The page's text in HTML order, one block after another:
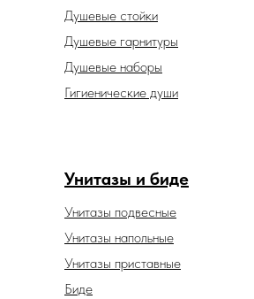
Душевые гарнитуры
Гигиенические души
Душевые наборы
Унитазы и биде
Унитазы подвесные
Унитазы напольные
Унитазы приставные
Душевые стойки
Биде